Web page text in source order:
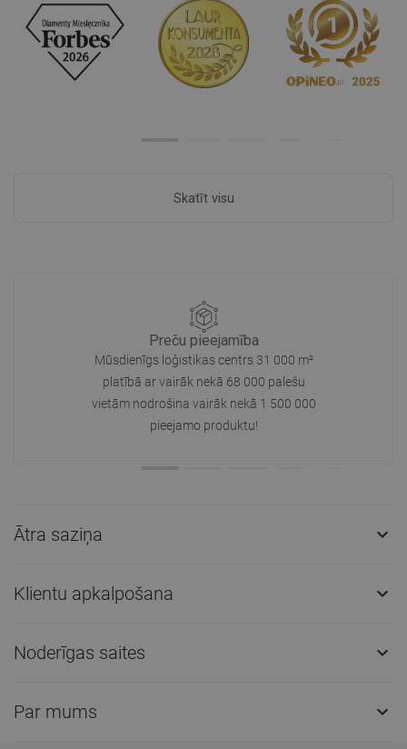
Skatīt visu
Preču pieejamība
Mūsdienīgs loģistikas centrs 31 000 m²
platībā ar vairāk nekā 68 000 palešu
vietām nodrošina vairāk nekā 1 500 000
pieejamo produktu!
Ātra saziņa 
Klientu apkalpošana 
Noderīgas saites 
Par mums 